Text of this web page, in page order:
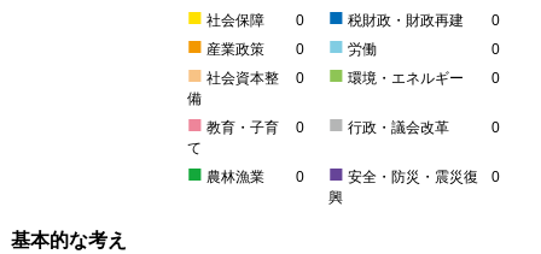
■ 社会保障 0 ■ 税財政・財政再建 0
■ 産業政策 0 ■ 労働 0
■ 社会資本整
備
0 ■ 環境・エネルギー 0
■ 教育・子育
て
0 ■ 行政・議会改革 0
■ 農林漁業 0 ■ 安全・防災・震災復
興
0
基本的な考え